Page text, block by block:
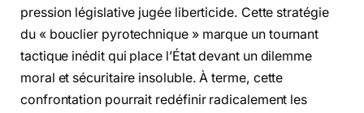
pression législative jugée liberticide. Cette stratégie
du « bouclier pyrotechnique » marque un tournant
tactique inédit qui place l’État devant un dilemme
moral et sécuritaire insoluble. À terme, cette
confrontation pourrait redéfinir radicalement les